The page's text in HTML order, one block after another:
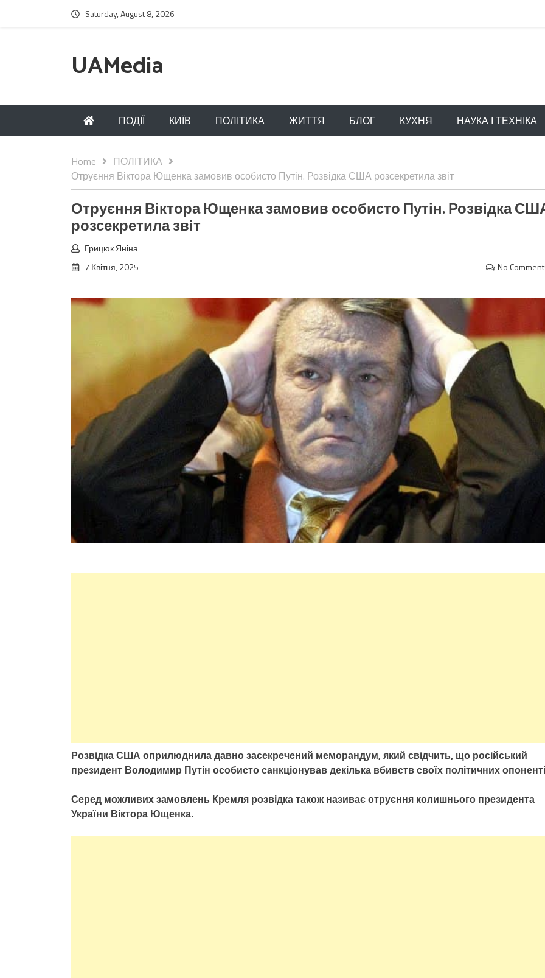
Saturday, August 8, 2026
UAMedia
ПОДІЇ КИЇВ ПОЛІТИКА ЖИТТЯ БЛОГ КУХНЯ НАУКА І ТЕХНІКА
Home
ПОЛІТИКА
Отруєння Віктора Ющенка замовив особисто Путін. Розвідка США розсекретила звіт
Отруєння Віктора Ющенка замовив особисто Путін. Розвідка
розсекретила звіт
Грицюк Яніна
7 Квітня, 2025
No
Розвідка США оприлюднила давно засекречений меморандум, який свідчить, що російський
президент Володимир Путін особисто санкціонував декілька вбивств своїх політичних
Серед можливих замовлень Кремля розвідка також називає отруєння колишнього президента
України Віктора Ющенка.